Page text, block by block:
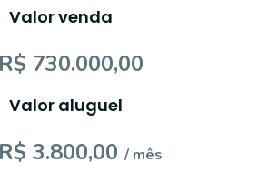
Valor venda
R$ 730.000,00
Valor aluguel
R$ 3.800,00 / mês